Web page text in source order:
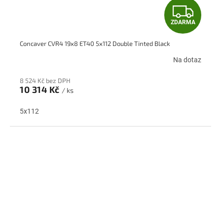
Z
D
A
ZDARMA
Concaver CVR4 19x8 ET40 5x112 Double Tinted Black
Na dotaz
8 524 Kč bez DPH
10 314 Kč / ks
5x112